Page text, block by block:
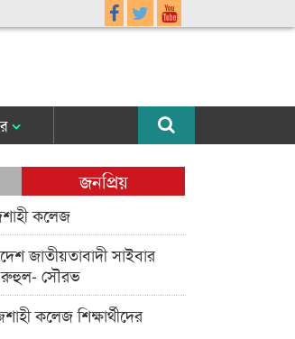
জনপ্রিয়
কলেজ
জাতীয়তাবাদী সাইবার
রুহুল- সৌরভ
কলেজ শিক্ষার্থীদের